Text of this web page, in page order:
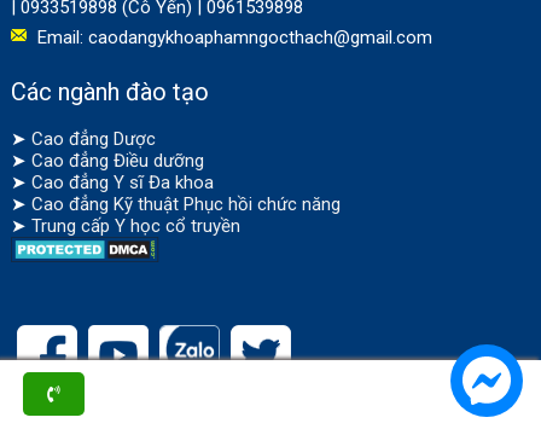
| 0933519898 (Cô Yến) | 0961539898
Email: caodangykhoaphamngocthach@gmail.com
Các ngành đào tạo
➤ Cao đẳng Dược
➤ Cao đẳng Điều dưỡng
➤ Cao đẳng Y sĩ Đa khoa
➤ Cao đẳng Kỹ thuật Phục hồi chức năng
➤ Trung cấp Y học cổ truyền